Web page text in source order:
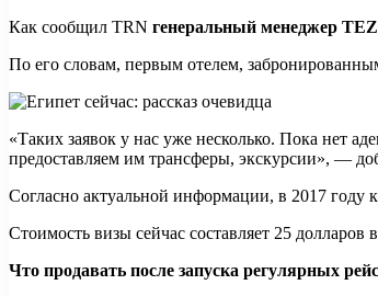
Как сообщил TRN генеральный менеджер
По его словам, первым отелем,
«Таких заявок у нас уже несколько. Пока нет
предоставляем им трансферы, экскурсии», —
Согласно актуальной информации, в 2017 году
Стоимость визы сейчас составляет 25 долларов
Что продавать после запуска регулярных